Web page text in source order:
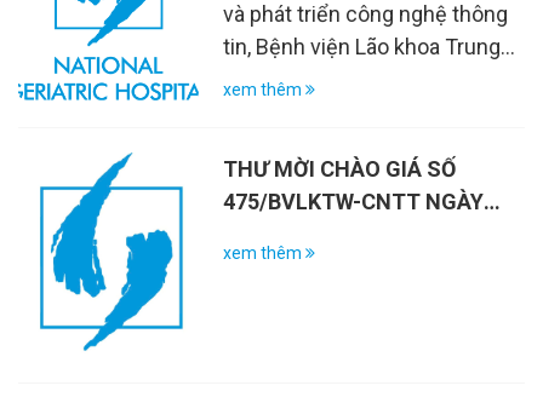
và phát triển công nghệ thông
tin, Bệnh viện Lão khoa Trung
ương đang có nhu cầu phê
Bệnh viện
xem thêm
THƯ MỜI CHÀO GIÁ SỐ
475/BVLKTW-CNTT NGÀY
xem thêm